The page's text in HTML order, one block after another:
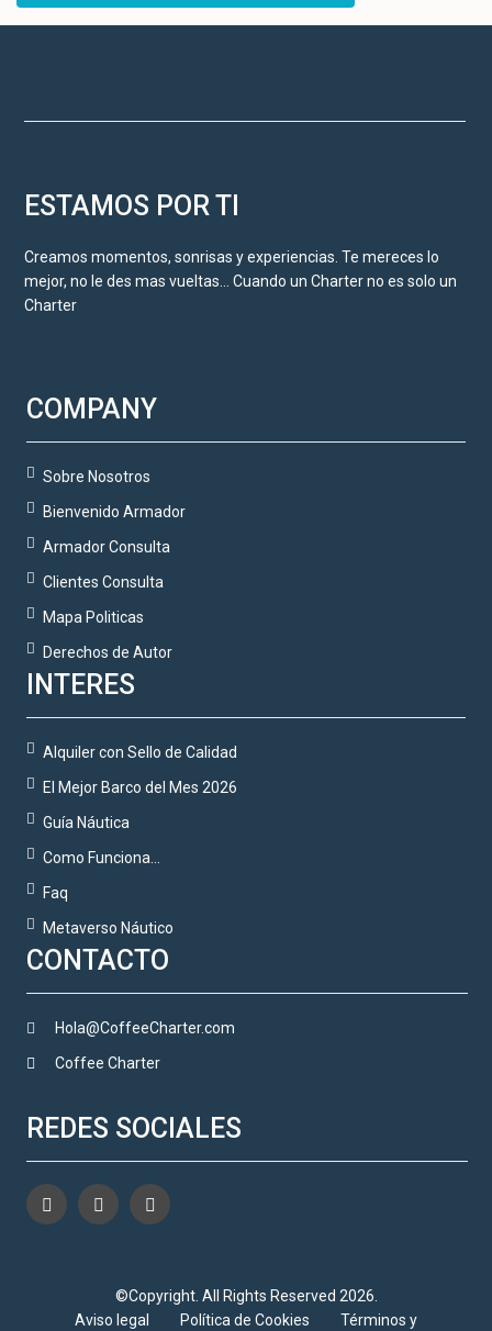
ESTAMOS POR TI
Creamos momentos, sonrisas y experiencias. Te mereces lo
mejor, no le des mas vueltas… Cuando un Charter no es solo un
Charter
COMPANY
Sobre Nosotros
Bienvenido Armador
Armador Consulta
Clientes Consulta
Mapa Politicas
Derechos de Autor
INTERES
Alquiler con Sello de Calidad
El Mejor Barco del Mes 2026
Guía Náutica
Como Funciona…
Faq
Metaverso Náutico
CONTACTO
Hola@CoffeeCharter.com
Coffee Charter
REDES SOCIALES
©Copyright. All Rights Reserved 2026.
Aviso legal
Política de Cookies Términos y